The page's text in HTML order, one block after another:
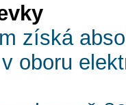
získá
oboru